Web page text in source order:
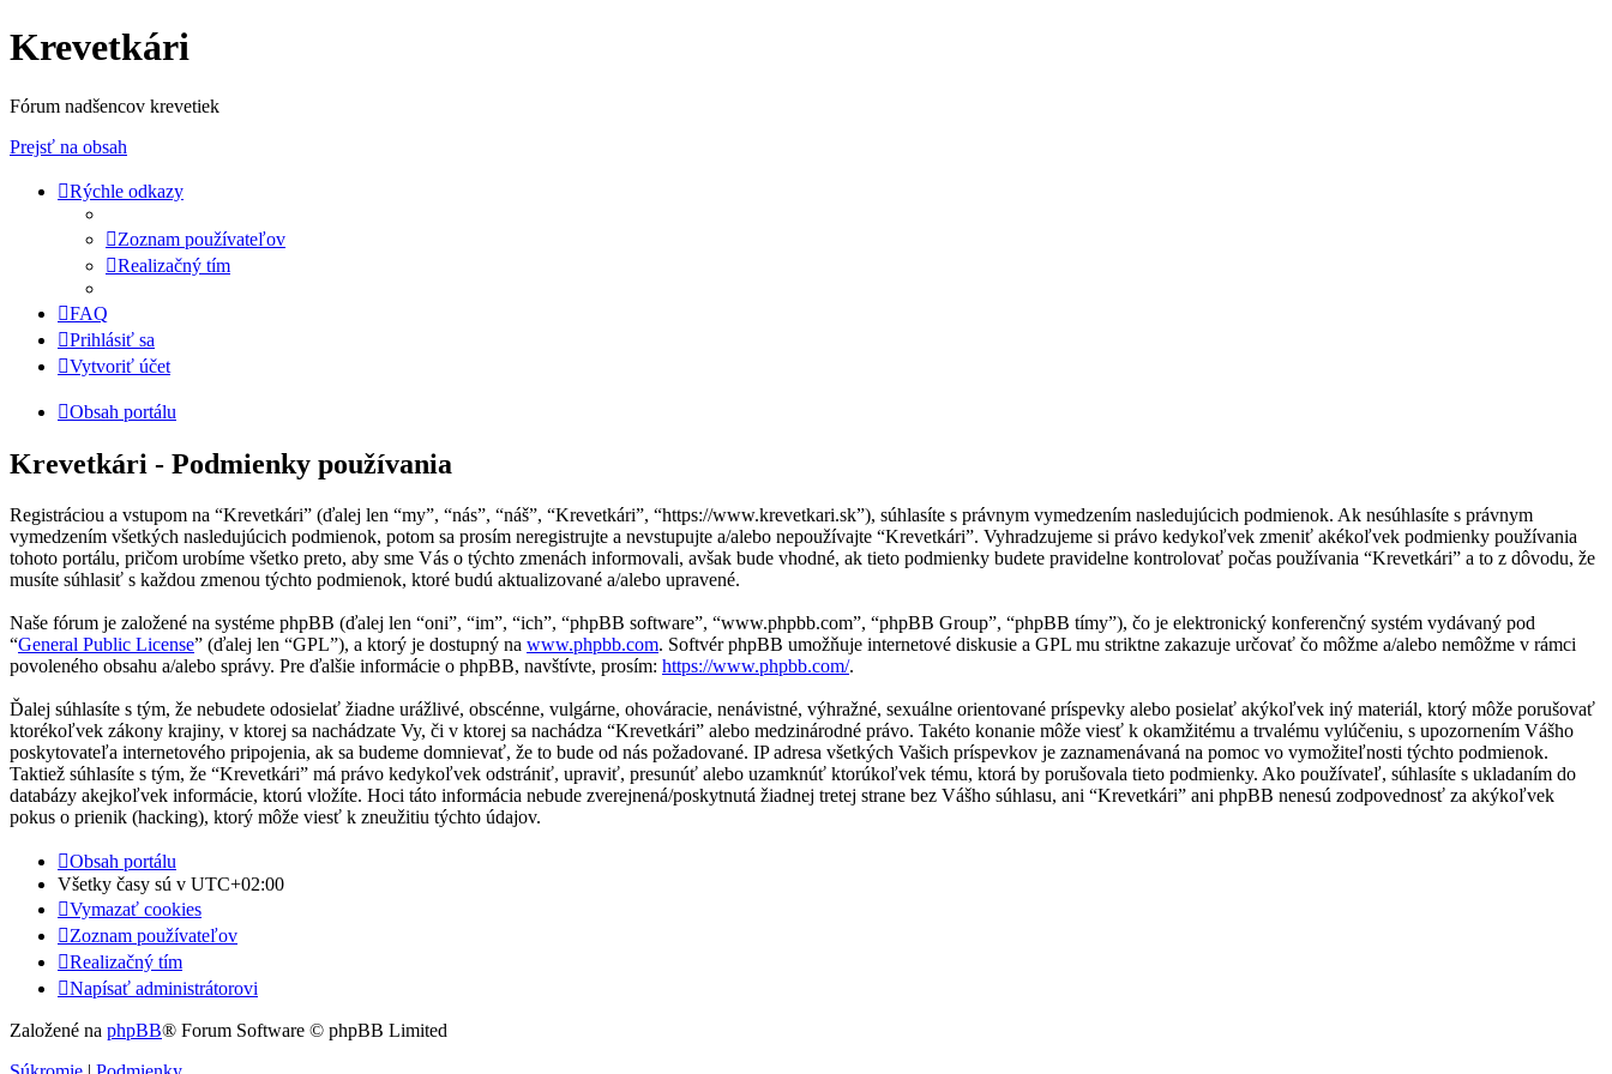
Krevetkári
Fórum nadšencov krevetiek
Prejsť na obsah
Rýchle odkazy
Zoznam používateľov
Realizačný tím
FAQ
Prihlásiť sa
Vytvoriť účet
Obsah portálu
Krevetkári - Podmienky používania
Registráciou a vstupom na “Krevetkári” (ďalej len “my”, “nás”, “náš”, “Krevetkári”, “https://www.krevetkari.sk”), súhlasíte s právnym vymedzením nasledujúcich podmienok. Ak nesúhlasíte s právnym
vymedzením všetkých nasledujúcich podmienok, potom sa prosím neregistrujte a nevstupujte a/alebo nepoužívajte “Krevetkári”. Vyhradzujeme si právo kedykoľvek zmeniť akékoľvek podmienky používania
tohoto portálu, pričom urobíme všetko preto, aby sme Vás o týchto zmenách informovali, avšak bude vhodné, ak tieto podmienky budete pravidelne kontrolovať počas používania “Krevetkári” a to z dôvodu, že
musíte súhlasiť s každou zmenou týchto podmienok, ktoré budú aktualizované a/alebo upravené.
Naše fórum je založené na systéme phpBB (ďalej len “oni”, “im”, “ich”, “phpBB software”, “www.phpbb.com”, “phpBB Group”, “phpBB tímy”), čo je elektronický konferenčný systém vydávaný pod
“General Public License” (ďalej len “GPL”), a ktorý je dostupný na www.phpbb.com. Softvér phpBB umožňuje internetové diskusie a GPL mu striktne zakazuje určovať čo môžme a/alebo nemôžme v rámci
povoleného obsahu a/alebo správy. Pre ďalšie informácie o phpBB, navštívte, prosím: https://www.phpbb.com/.
Ďalej súhlasíte s tým, že nebudete odosielať žiadne urážlivé, obscénne, vulgárne, ohováracie, nenávistné, výhražné, sexuálne orientované príspevky alebo posielať akýkoľvek iný materiál, ktorý môže porušovať
ktorékoľvek zákony krajiny, v ktorej sa nachádzate Vy, či v ktorej sa nachádza “Krevetkári” alebo medzinárodné právo. Takéto konanie môže viesť k okamžitému a trvalému vylúčeniu, s upozornením Vášho
poskytovateľa internetového pripojenia, ak sa budeme domnievať, že to bude od nás požadované. IP adresa všetkých Vašich príspevkov je zaznamenávaná na pomoc vo vymožiteľnosti týchto podmienok.
Taktiež súhlasíte s tým, že “Krevetkári” má právo kedykoľvek odstrániť, upraviť, presunúť alebo uzamknúť ktorúkoľvek tému, ktorá by porušovala tieto podmienky. Ako používateľ, súhlasíte s ukladaním do
databázy akejkoľvek informácie, ktorú vložíte. Hoci táto informácia nebude zverejnená/poskytnutá žiadnej tretej strane bez Vášho súhlasu, ani “Krevetkári” ani phpBB nenesú zodpovednosť za akýkoľvek
pokus o prienik (hacking), ktorý môže viesť k zneužitiu týchto údajov.
Obsah portálu
Všetky časy sú v UTC+02:00
Vymazať cookies
Zoznam používateľov
Realizačný tím
Napísať administrátorovi
Založené na phpBB® Forum Software © phpBB Limited